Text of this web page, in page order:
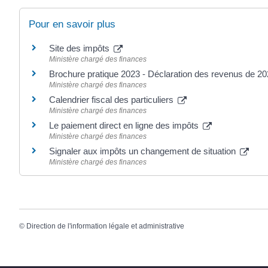
Pour en savoir plus
Site des impôts
Ministère chargé des finances
Brochure pratique 2023 - Déclaration des revenus de
Ministère chargé des finances
Calendrier fiscal des particuliers
Ministère chargé des finances
Le paiement direct en ligne des impôts
Ministère chargé des finances
Signaler aux impôts un changement de situation
Ministère chargé des finances
© Direction de l'information légale et administrative